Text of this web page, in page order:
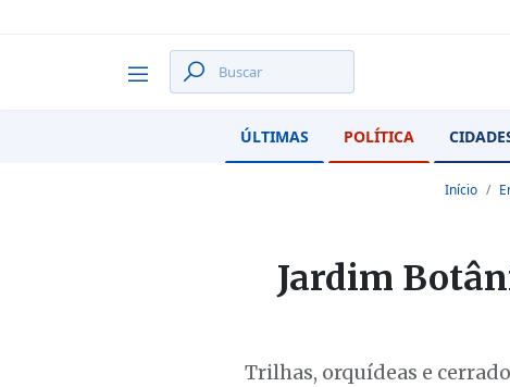
ÚLTIMAS POLÍTICA
Início
Jardim
Trilhas, orquídeas e